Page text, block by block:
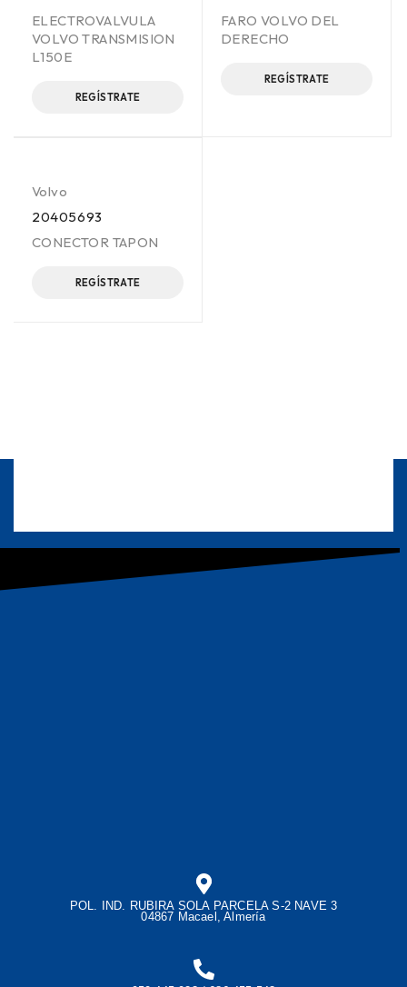
ELECTROVALVULA
VOLVO TRANSMISION
L150E
REGÍSTRATE
FARO VOLVO DEL
DERECHO
REGÍSTRATE
Volvo
20405693
CONECTOR TAPON
REGÍSTRATE
POL. IND. RUBIRA SOLA PARCELA S-2 NAVE 3
04867 Macael, Almería